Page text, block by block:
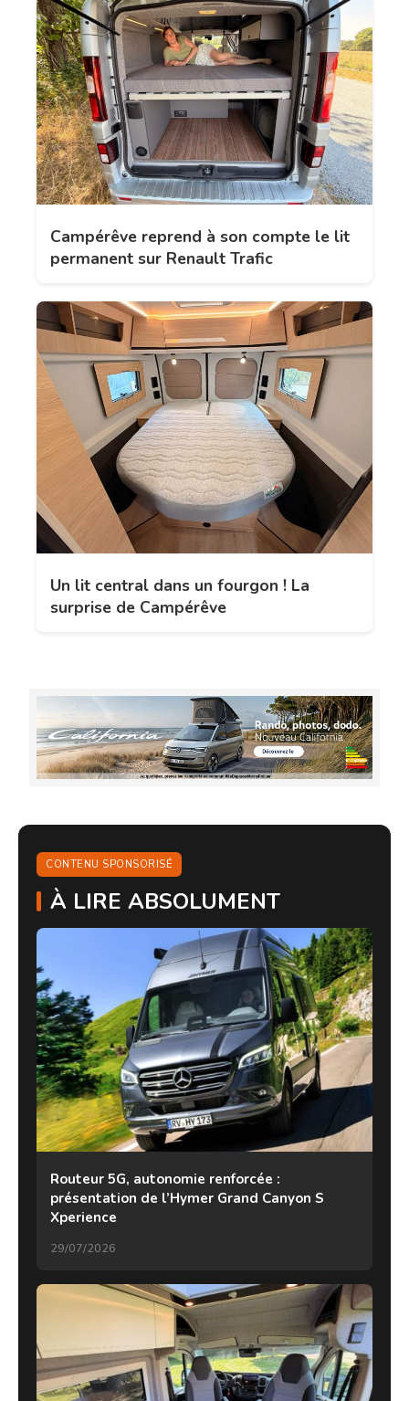
Campérêve reprend à son compte le lit
permanent sur Renault Trafic
Un lit central dans un fourgon ! La
surprise de Campérêve
CONTENU SPONSORISÉ
À LIRE ABSOLUMENT
Routeur 5G, autonomie renforcée :
présentation de l’Hymer Grand Canyon S
Xperience
29/07/2026